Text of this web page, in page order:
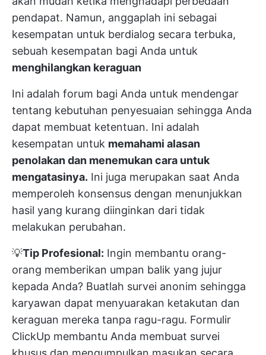
pendapat. Namun, anggaplah ini sebagai
kesempatan untuk berdialog secara terbuka,
sebuah kesempatan bagi Anda untuk
menghilangkan keraguan
Ini adalah forum bagi Anda untuk mendengar
tentang kebutuhan penyesuaian sehingga Anda
dapat membuat ketentuan. Ini adalah
kesempatan untuk memahami alasan
penolakan dan menemukan cara untuk
mengatasinya. Ini juga merupakan saat Anda
memperoleh konsensus dengan menunjukkan
hasil yang kurang diinginkan dari tidak
melakukan perubahan.
💡Tip Profesional: Ingin membantu orang-
orang memberikan umpan balik yang jujur
kepada Anda? Buatlah survei anonim sehingga
karyawan dapat menyuarakan ketakutan dan
keraguan mereka tanpa ragu-ragu. Formulir
ClickUp membantu Anda membuat survei